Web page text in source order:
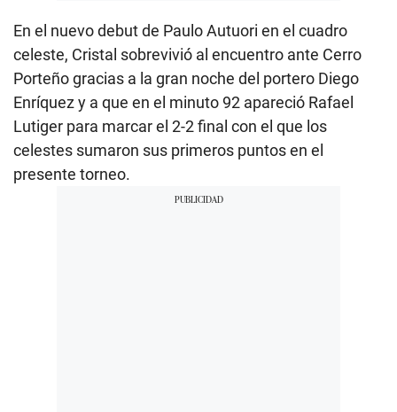
En el nuevo debut de Paulo Autuori en el cuadro
celeste, Cristal sobrevivió al encuentro ante Cerro
Porteño gracias a la gran noche del portero Diego
Enríquez y a que en el minuto 92 apareció Rafael
Lutiger para marcar el 2-2 final con el que los
celestes sumaron sus primeros puntos en el
presente torneo.